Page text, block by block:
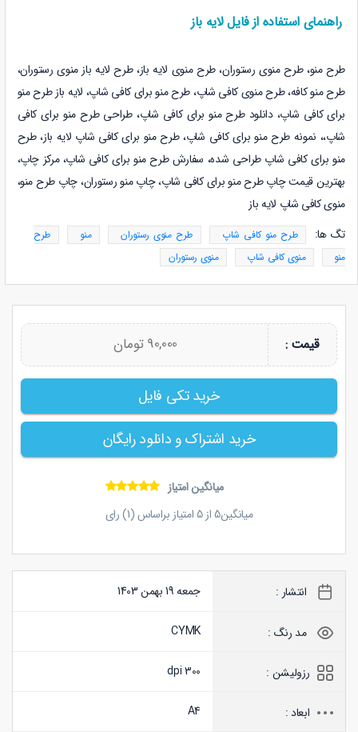
راهنمای استفاده از فایل لایه باز
طرح منو، طرح منوی رستوران، طرح منوی لایه باز، طرح لایه باز منوی رستوران،
طرح منو کافه، طرح منوی کافی شاپ، طرح منو برای کافی شاپ، لایه بازطرح منو
برای کافی شاپ، دانلودطرح منو برای کافی شاپ، طراحیطرح منو برای کافی
شاپ،، نمونهطرح منو برای کافی شاپ،طرح منو برای کافی شاپ لایه باز،طرح
منو برای کافی شاپ طراحی شده، سفارشطرح منو برای کافی شاپ، مرکز چاپ،
بهترین قیمت چاپطرح منو برای کافی شاپ، چاپ منو رستوران، چاپ طرح منو،
منوی کافی شاپ لایه باز
تگ ها:
طرح منو کافی شاپ طرح منوی رستوران منو
طرح
منو
منوی کافی شاپ منوی رستوران
قیمت : 90,000 تومان
خرید تکی فایل
خرید اشتراک و دانلود رایگان
میانگین امتیاز
میانگین5از5امتیاز براساس (1) رای
انتشار : جمعه 19 بهمن 1403
مد رنگ : CYMK
رزولیشن : 300 dpi
ابعاد : A4